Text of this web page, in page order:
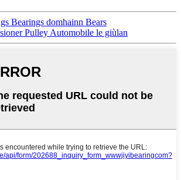
Bearings domhainn Bears
Pulley Automobile le giùlan